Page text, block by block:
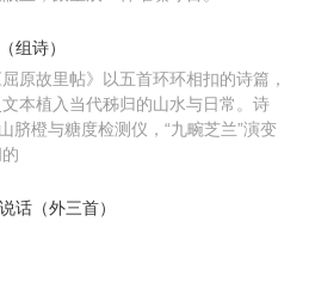
组诗）
原故里帖》以五首环环相扣的诗篇，
本植入当代秭归的山水与日常。诗
脐橙与糖度检测仪，“九畹芝兰”演变
话（外三首）